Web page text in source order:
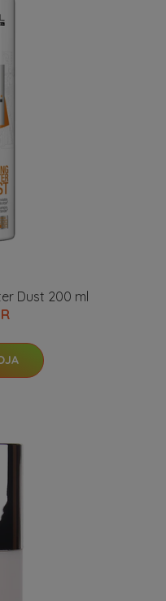
Dust 200 ml